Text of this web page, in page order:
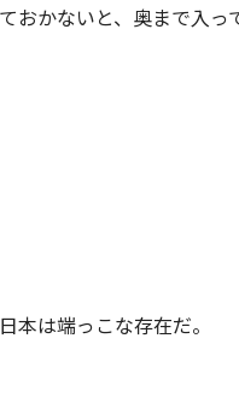
おかないと、奥まで入っ
本は端っこな存在だ。